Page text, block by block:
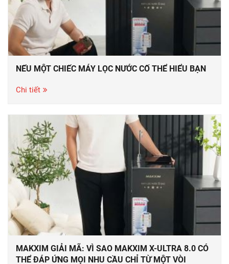
NẾU MỘT CHIẾC MÁY LỌC NƯỚC CỐ THỂ HIỂU BẠN
Chi tiết
MAKXIM GIẢI MÃ: VÌ SAO MAKXIM X-ULTRA 8.0 CÓ
THỂ ĐÁP ỨNG MỌI NHU CẦU CHỈ TỪ MỘT VÒI